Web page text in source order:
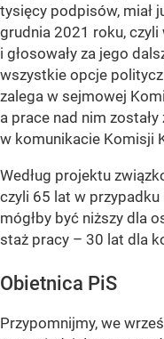
tysięcy podpisów, miał
grudnia 2021 roku,
i głosowały za jego
wszystkie opcje
zalega w sejmowej
a prace nad nim
w komunikacie Komisji
Według projektu
czyli 65 lat w
mógłby być niższy dla
staż pracy – 30 lat dla
Obietnica PiS
Przypomnijmy, we